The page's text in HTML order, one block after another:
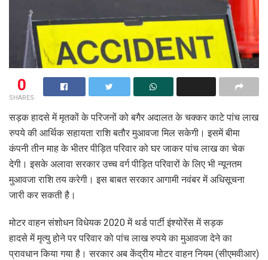
0
SHARES
सड़क हादसे में मृतकों के परिजनों को बगैर अदालत के चक्कर काटे पांच लाख
रुपये की आर्थिक सहायता राशि बतौर मुआवजा मिल सकेगी। इसमें बीमा
कंपनी तीन माह के भीतर पीड़ित परिवार को घर जाकर पांच लाख का चेक
देगी। इसके अलावा सरकार उच्च वर्ग पीड़ित परिवारों के लिए भी न्यूनतम
मुआवजा राशि तय करेगी। इस बाबत सरकार आगामी नवंबर में अधिसूचना
जारी कर सकती है।
मोटर वाहन संशोधन विधेयक 2020 में थर्ड पार्टी इंश्योरेंस में सड़क
हादसे में मृत्यु होने पर परिवार को पांच लाख रुपये का मुआवजा देने का
प्रावधान किया गया है। सरकार अब केंद्रीय मोटर वाहन नियम (सीएमवीआर)